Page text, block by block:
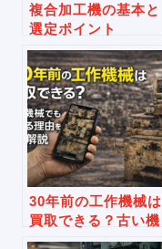
複合加工機の基本と
選定ポイント
30年前の工作機械は
買取できる？古い機
械でも売れる理由を